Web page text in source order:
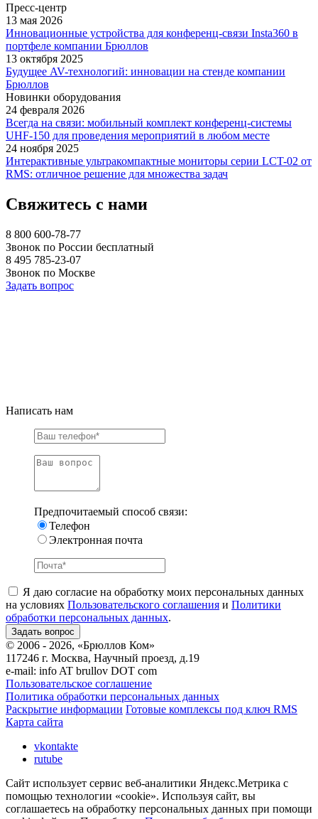
Пресс-центр
13 мая 2026
Инновационные устройства для конференц-связи Insta360 в
портфеле компании Брюллов
13 октября 2025
Будущее AV-технологий: инновации на стенде компании
Брюллов
Новинки оборудования
24 февраля 2026
Всегда на связи: мобильный комплект конференц-системы
UHF-150 для проведения мероприятий в любом месте
24 ноября 2025
Интерактивные ультракомпактные мониторы серии LCT-02 от
RMS: отличное решение для множества задач
Свяжитесь с нами
8 800 600-78-77
Звонок по России бесплатный
8 495 785-23-07
Звонок по Москве
Задать вопрос
Написать нам
Предпочитаемый способ связи:
Телефон
Электронная почта
Я даю согласие на обработку моих персональных данных
на условиях Пользовательского соглашения и Политики
обработки персональных данных.
© 2006 - 2026, «Брюллов Ком»
117246 г. Москва, Научный проезд, д.19
e-mail: info AT brullov DOT com
Пользовательское соглашение
Политика обработки персональных данных
Раскрытие информации Готовые комплексы под ключ RMS
Карта сайта
vkontakte
rutube
Сайт использует сервис веб-аналитики Яндекс.Метрика с
помощью технологии «cookie». Используя сайт, вы
соглашаетесь на обработку персональных данных при помощи